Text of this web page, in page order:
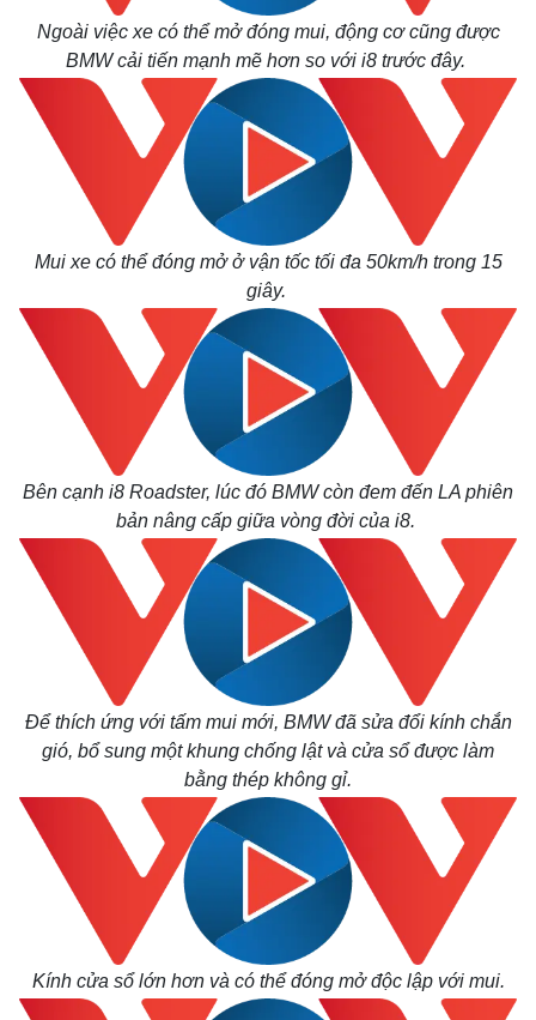
Thế giới
Quan sát
Cuộc sống đó đây
Multimedia
Video
E-Magazine
Infographic
Ngoài việc xe có thể mở đóng mui, động cơ cũng được
BMW cải tiến mạnh mẽ hơn so với i8 trước đây.
Mui xe có thể đóng mở ở vận tốc tối đa 50km/h trong 15
giây.
Bên cạnh i8 Roadster, lúc đó BMW còn đem đến LA phiên
bản nâng cấp giữa vòng đời của i8.
Để thích ứng với tấm mui mới, BMW đã sửa đổi kính chắn
gió, bổ sung một khung chống lật và cửa sổ được làm
bằng thép không gỉ.
Kính cửa sổ lớn hơn và có thể đóng mở độc lập với mui.